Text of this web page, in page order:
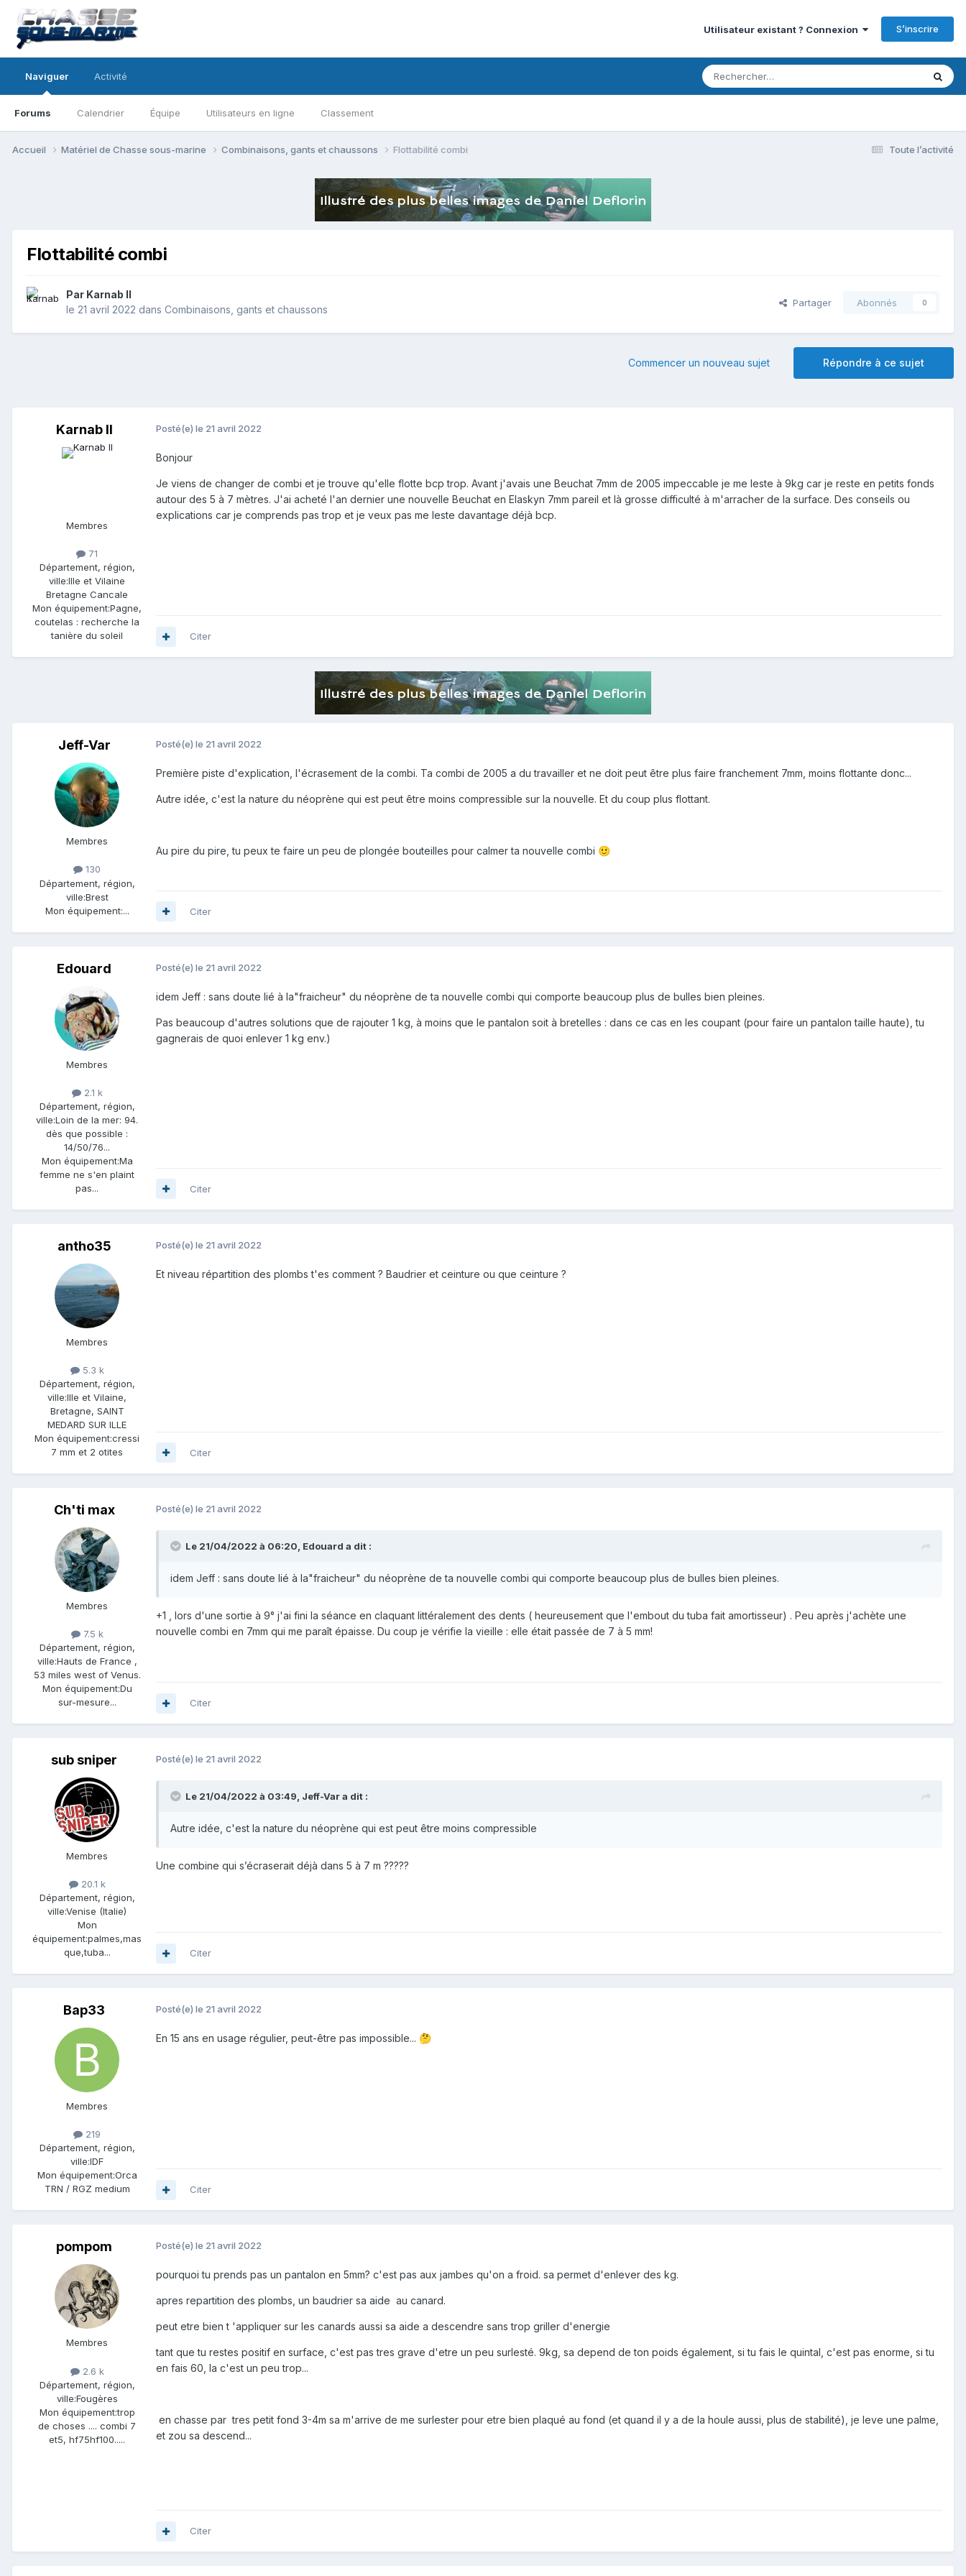
Utilisateur existant ? Connexion S’inscrire
Naviguer
Forums Calendrier Équipe Utilisateurs en ligne Classement
Activité
Toute l’activité
Accueil Matériel de Chasse sous-marine Combinaisons, gants et chaussons Flottabilité combi
Flottabilité combi
Par Karnab II
le 21 avril 2022 dans Combinaisons, gants et chaussons
Partager Abonnés 0
Répondre à ce sujet
Commencer un nouveau sujet
Karnab II
Membres
71
Département, région,
ville:Ille et Vilaine
Bretagne Cancale
Mon équipement:Pagne,
coutelas : recherche la
tanière du soleil
Posté(e) le 21 avril 2022
Bonjour
Je viens de changer de combi et je trouve qu'elle flotte bcp trop. Avant j'avais une Beuchat 7mm de 2005 impeccable je me leste à 9kg car je reste en petits fonds
autour des 5 à 7 mètres. J'ai acheté l'an dernier une nouvelle Beuchat en Elaskyn 7mm pareil et là grosse difficulté à m'arracher de la surface. Des conseils ou
explications car je comprends pas trop et je veux pas me leste davantage déjà bcp.
Citer
Jeff-Var
Membres
130
Département, région,
ville:Brest
Mon équipement:...
Posté(e) le 21 avril 2022
Première piste d'explication, l'écrasement de la combi. Ta combi de 2005 a du travailler et ne doit peut être plus faire franchement 7mm, moins flottante donc...
Autre idée, c'est la nature du néoprène qui est peut être moins compressible sur la nouvelle. Et du coup plus flottant.
Au pire du pire, tu peux te faire un peu de plongée bouteilles pour calmer ta nouvelle combi 🙂
Citer
Edouard
Membres
2.1 k
Département, région,
ville:Loin de la mer: 94.
dès que possible :
14/50/76...
Mon équipement:Ma
femme ne s'en plaint
pas...
Posté(e) le 21 avril 2022
idem Jeff : sans doute lié à la"fraicheur" du néoprène de ta nouvelle combi qui comporte beaucoup plus de bulles bien pleines.
Pas beaucoup d'autres solutions que de rajouter 1 kg, à moins que le pantalon soit à bretelles : dans ce cas en les coupant (pour faire un pantalon taille haute), tu
gagnerais de quoi enlever 1 kg env.)
Citer
antho35
Membres
5.3 k
Département, région,
ville:Ille et Vilaine,
Bretagne, SAINT
MEDARD SUR ILLE
Mon équipement:cressi
7 mm et 2 otites
Posté(e) le 21 avril 2022
Et niveau répartition des plombs t'es comment ? Baudrier et ceinture ou que ceinture ?
Citer
Ch'ti max
Membres
7.5 k
Département, région,
ville:Hauts de France ,
53 miles west of Venus.
Mon équipement:Du
sur-mesure...
Posté(e) le 21 avril 2022
Le 21/04/2022 à 06:20, Edouard a dit :
idem Jeff : sans doute lié à la"fraicheur" du néoprène de ta nouvelle combi qui comporte beaucoup plus de bulles bien pleines.
+1 , lors d'une sortie à 9° j'ai fini la séance en claquant littéralement des dents ( heureusement que l'embout du tuba fait amortisseur) . Peu après j'achète une
nouvelle combi en 7mm qui me paraît épaisse. Du coup je vérifie la vieille : elle était passée de 7 à 5 mm!
Citer
sub sniper
Membres
20.1 k
Département, région,
ville:Venise (Italie)
Mon
équipement:palmes,mas
que,tuba...
Posté(e) le 21 avril 2022
Le 21/04/2022 à 03:49, Jeff-Vara dit :
Autre idée, c'est la nature du néoprène qui est peut être moins compressible
Une combine qui s’écraserait déjà dans 5 à 7 m ?????
Citer
Bap33
Membres
219
Département, région,
ville:IDF
Mon équipement:Orca
TRN / RGZ medium
Posté(e) le 21 avril 2022
En 15 ans en usage régulier, peut-être pas impossible... 🤔
Citer
pompom
Membres
2.6 k
Département, région,
ville:Fougères
Mon équipement:trop
de choses .... combi 7
et5, hf75hf100.....
Posté(e) le 21 avril 2022
pourquoi tu prends pas un pantalon en 5mm? c'est pas aux jambes qu'on a froid. sa permet d'enlever des kg.
apres repartition des plombs, un baudrier sa aide au canard.
peut etre bien t 'appliquer sur les canards aussi sa aide a descendre sans trop griller d'energie
tant que tu restes positif en surface, c'est pas tres grave d'etre un peu surlesté. 9kg, sa depend de ton poids également, si tu fais le quintal, c'est pas enorme, si tu
en fais 60, la c'est un peu trop...
en chasse par tres petit fond 3-4m sa m'arrive de me surlester pour etre bien plaqué au fond (et quand il y a de la houle aussi, plus de stabilité), je leve une palme,
et zou sa descend...
Citer